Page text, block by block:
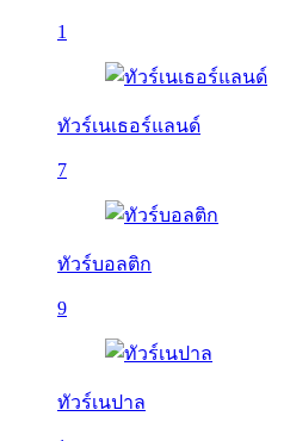
1
ทัวร์เนเธอร์แลนด์
7
ทัวร์บอลติก
9
ทัวร์เนปาล